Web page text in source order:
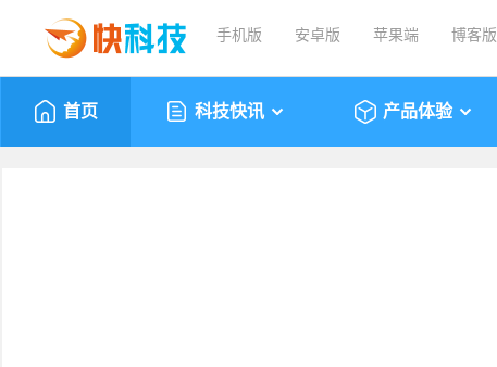
手机版 安卓版 苹果端 博客版
首页 科技快讯 产品体验